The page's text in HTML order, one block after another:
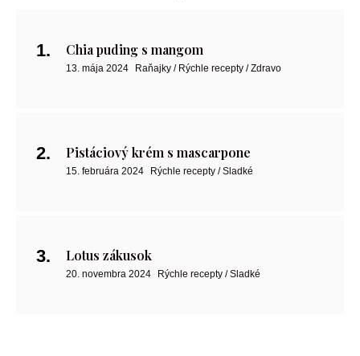
Chia puding s mangom
13. mája 2024 Raňajky / Rýchle recepty / Zdravo
Pistáciový krém s mascarpone
15. februára 2024 Rýchle recepty / Sladké
Lotus zákusok
20. novembra 2024 Rýchle recepty / Sladké